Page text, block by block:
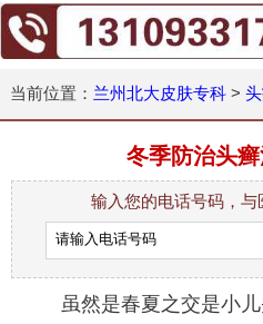
当前位置： 兰州北大皮肤专科>
冬季防治头
输入您的电话号码，
虽然是春夏之交是小儿